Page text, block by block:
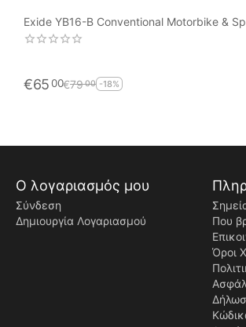
Exide YB16-B
€6500€7900 -18%
Ο λογαριασμός μου
Σύνδεση
Δημιουργία Λογαριασμού
Που
Όροι